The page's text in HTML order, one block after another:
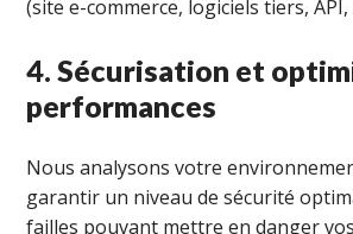
(site e-commerce, logiciels tiers, API,
4. Sécurisation et
performances
Nous analysons votre
garantir un niveau de sécurité
failles pouvant mettre en danger